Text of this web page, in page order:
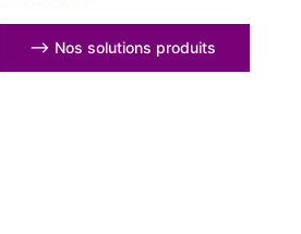
⟶ Nos solutions produits